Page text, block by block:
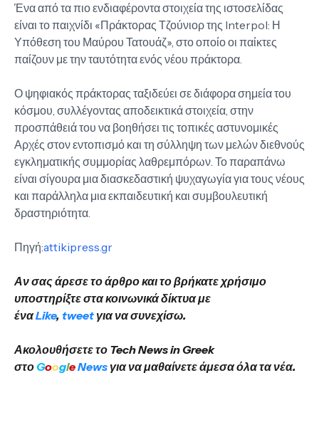
Ένα από τα πιο ενδιαφέροντα στοιχεία της ιστοσελίδας
είναι το παιχνίδι «Πράκτορας Τζούνιορ της Interpol: Η
Υπόθεση του Μαύρου Τατουάζ», στο οποίο οι παίκτες
παίζουν με την ταυτότητα ενός νέου πράκτορα.
Ο ψηφιακός πράκτορας ταξιδεύει σε διάφορα σημεία του
κόσμου, συλλέγοντας αποδεικτικά στοιχεία, στην
προσπάθειά του να βοηθήσει τις τοπικές αστυνομικές
Αρχές στον εντοπισμό και τη σύλληψη των μελών διεθνούς
εγκληματικής συμμορίας λαθρεμπόρων. Το παραπάνω
είναι σίγουρα μια διασκεδαστική ψυχαγωγία για τους νέους
και παράλληλα μια εκπαιδευτική και συμβουλευτική
δραστηριότητα.
Πηγή:attikipress.gr
Αν σας άρεσε το άρθρο και το βρήκατε χρήσιμο
υποστηρίξτε στα κοινωνικά δίκτυα με
έναLike, tweet για να συνεχίσω.
Ακολουθήσετε το Tech News in Greek
στο GoogleNews για να μαθαίνετε άμεσα όλα τα νέα.